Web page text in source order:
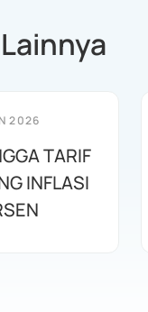
2026
TARIF
INFLASI